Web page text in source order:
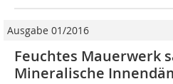
Ausgabe 01/2016
Feuchtes Mauerwerk
Mineralische